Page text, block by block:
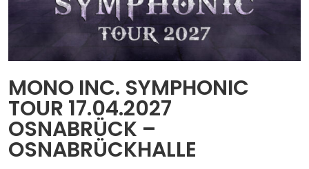
Spotify
MONO INC. SYMPHONIC
TOUR 17.04.2027
OSNABRÜCK –
OSNABRÜCKHALLE